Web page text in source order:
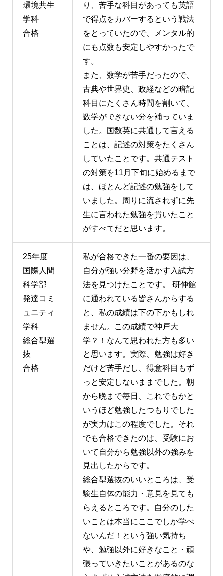
環境共生
学科
合格
り、苦手な科目があっても英語
で得点をカバーするという戦法
をとっていたので、メンタル的
にも点数も安定しやすかったで
す。
また、数学が苦手だったので、
古典や世界史、政経などの暗記
科目にたくさん時間を割いて、
数学ができない分を補っていま
した。国数英に共通して言える
ことは、記述の対策をたくさん
していたことです。共通テスト
の対策を11月下旬に始めるまで
は、ほとんど記述の勉強をして
いました。周りに流されずに先
生に言われた勉強を貫いたこと
がすべてだと思います。
25年度
国際人間
科学部
発達コミ
ュニティ
学科
総合型選
抜
合格
私が合格できた一番の要因は、
自分が強い分野を活かす入試方
法を見つけたことです。 研伸館
に通われている皆さんからする
と、私の成績は下の下かもしれ
ません。この成績で神戸大
学？！なんて思われた方も多い
と思います。実際、勉強は好き
だけど苦手だし、得意科目もず
っと安定しないままでした。朝
から晩まで毎日、これでもかと
いうほど勉強したつもりでした
が実力はこの程度でした。それ
でも合格できたのは、受験にお
いて自分から勉強以外の強みを
見出したからです。
総合型選抜のいいところは、受
験生自体の能力・意見を見ても
らえるところです。自分のした
いことは本当にここでしか学べ
ないんだ！という強い気持ち
や、勉強以外に好きなこと・頑
張っていきたいことがあるのな